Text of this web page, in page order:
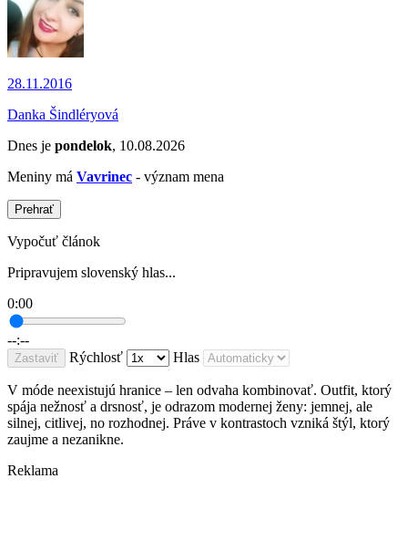
28.11.2016
Danka Šindléryová
Dnes je pondelok, 10.08.2026
Meniny má Vavrinec - význam mena
Prehrať
Vypočuť článok
Pripravujem slovenský hlas...
0:00
--:--
Zastaviť Rýchlosť Hlas
V móde neexistujú hranice – len odvaha kombinovať. Outfit, ktorý
spája nežnosť a drsnosť, je odrazom modernej ženy: jemnej, ale
silnej, citlivej, no rozhodnej. Práve v kontrastoch vzniká štýl, ktorý
zaujme a nezanikne.
Reklama